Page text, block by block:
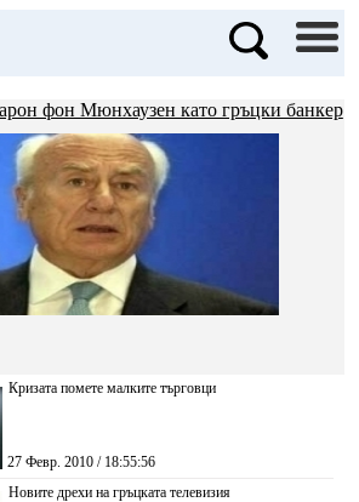
фон Мюнхаузен като гръцки банкер
Кризата помете малките търговци
27 Февр. 2010 / 18:55:56
Новите дрехи на гръцката телевизия